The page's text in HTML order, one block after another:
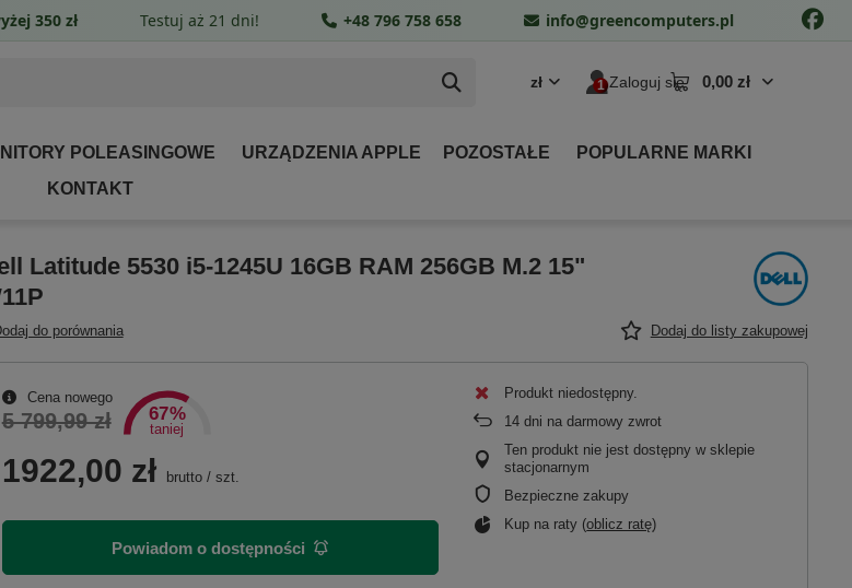
zł Zaloguj się 0,00 zł
POLEASINGOWE URZĄDZENIA APPLE POZOSTAŁE
POPULARNE MARKI
KONTAKT
Latitude 5530 i5-1245U 16GB RAM 256GB M.2 15"
do porównania Dodaj do listy zakupowej
Cena nowego
5 799,99 zł 67%
taniej
1922,00 zł brutto/ szt.
Powiadom o dostępności
Produkt niedostępny
14 dni na darmowy zwrot
Ten produkt nie jest dostępny w sklepie
stacjonarnym
Bezpieczne zakupy
Kup na raty (oblicz ratę)
350 zł Testuj aż 21 dni! +48 796 758 658 info@greencomputers.pl